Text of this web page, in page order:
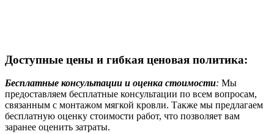
Доступные цены и гибкая ценовая политика:
Бесплатные консультации и оценка стоимости: Мы
предоставляем бесплатные консультации по всем вопросам,
связанным с монтажом мягкой кровли. Также мы предлагаем
бесплатную оценку стоимости работ, что позволяет вам
заранее оценить затраты.